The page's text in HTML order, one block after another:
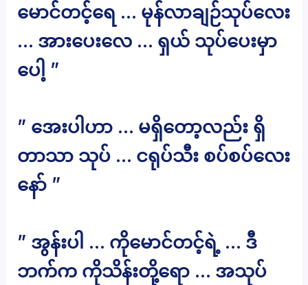
မောင်တင့်ရေ … မုန်လာချဉ်သုပ်လေး
… အားပေးလေ … ရှယ် သုပ်ပေးမှာ
ပေါ့ ”
” အေးပါဟာ … မရှိတော့လည်း ရှိ
တာသာ သုပ် … ငရုပ်သီး စပ်စပ်လေး
နော် ”
” အွန်းပါ … ကိုမောင်တင့်ရဲ့ … ဒီ
ဘက်က ကိုသိန်းတို့ရော … အသုပ်